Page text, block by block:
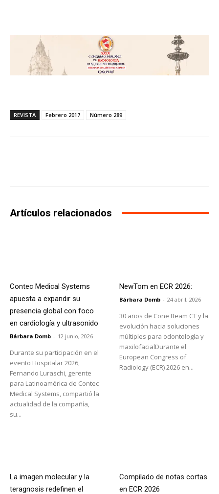
REVISTA Febrero 2017 Número 289
Artículos relacionados
Contec Medical Systems
apuesta a expandir su
presencia global con foco
en cardiología y ultrasonido
Bárbara Domb - 12 junio, 2026
Durante su participación en el
evento Hospitalar 2026,
Fernando Luraschi, gerente
para Latinoamérica de Contec
Medical Systems, compartió la
actualidad de la compañía,
su...
NewTom en ECR 2026:
Bárbara Domb - 24 abril, 2026
30 años de Cone Beam CT y la
evolución hacia soluciones
múltiples para odontología y
maxilofacialDurante el
European Congress of
Radiology (ECR) 2026 en...
La imagen molecular y la
teragnosis redefinen el
Compilado de notas cortas
en ECR 2026